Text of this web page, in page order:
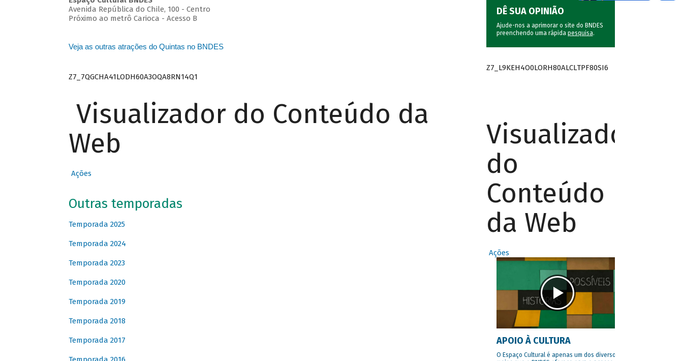
Avenida República do Chile, 100 - Centro
Próximo ao metrô Carioca - Acesso B
Veja as outras atrações do Quintas no BNDES
Z7_7QGCHA41LODH60A3OQA8RN14Q1
Visualizador do Conteúdo da
Web
Ações
Outras temporadas
Temporada 2025
Temporada 2024
Temporada 2023
Temporada 2020
Temporada 2019
Temporada 2018
Temporada 2017
DÊ SUA OPINIÃO
Ajude-nos a aprimorar o site do BNDES
preenchendo uma rápida pesquisa.
Z7_L9KEH4O0LORH80ALCLTPF80SI6
Visualizador
do
Conteúdo
da Web
Ações
APOIO À CULTURA
O Espaço Cultural é apenas um dos diversos